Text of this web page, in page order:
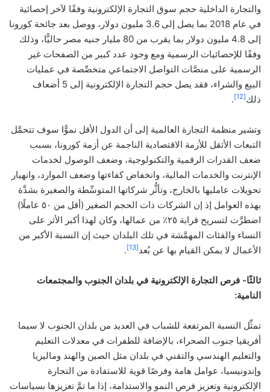
والتجارة الداخلية حجم سوق التجارة الإلكترونية وفقًا لآخر إحصائية
في عام 2018 بما يصل إلى 3.6 مليون دولار، ووصل بعد جائحة كورونا
إلى 4.8 مليون دولار بما يقرب من 80 مليار جنيه مصر حاليًّا، وذلك
وفقًا للإحصائيات الرسمية ومع وجود عدد كبير من الصفحات غير
الرسمية على منصَّات التواصل الاجتماعي متخصِّصة في عمليات
البيع والشراء، فقد يصل حجم التجارة الإلكترونية إلى 5 أضعاف
ذلك[12]
.
وتشير منظمة التجارة العالمية إلى أن الدول الأقل نموًّا سوف تتحمَّل
التبعات الأثقل للأزمة الاقتصادية الناجمة عن أزمة كورونا، بسبب
ضعف القدرات الرقمية والتكنولوجية، وضعف الوصول لخدمات
الإنترنت والخدمات المالية، وانخفاض كفاءتها وضعف الموارد، وانهيار
تحويلات عامليها بالخارج، وتأثُّر شركاتها المتوسِّطة والصغيرة بشدَّة
بهذه العوامل إذ إن الشركات ذات الحجم الصغير (أقل من ٥٠ عاملًا)
اضطرَّت لتسريح قرابة ٢٥٪ من عمالها، وكان لهذا أكبر الأثر على
النساء والفئات المهمَّشة في تلك البلدان حيث إن النسبة الأكبر من
الأعمال لا يمكن القيام بها عن بُعد[13]
.
ثالثًا- فرص التجارة الإلكترونية في بلدان الجنوب والمجتمعات
النامية:
تمثِّل النسبة المرتفعة للشباب في العديد من بلدان الجنوب لا سيما
أفريقيا جنوب الصحراء، بالإضافة للطفرات في معدلات التعليم
والتعليم الهندسي والتقني في بلدان مثل الصين والهند وماليزيا
وإندونيسيا، عوامل هامة وفرصًا قوية للاستفادة من التجارة
الإلكترونية وتعزيز فرص النمو والاستدامة، إذا ما تمَّ تعزيزها بسياسات